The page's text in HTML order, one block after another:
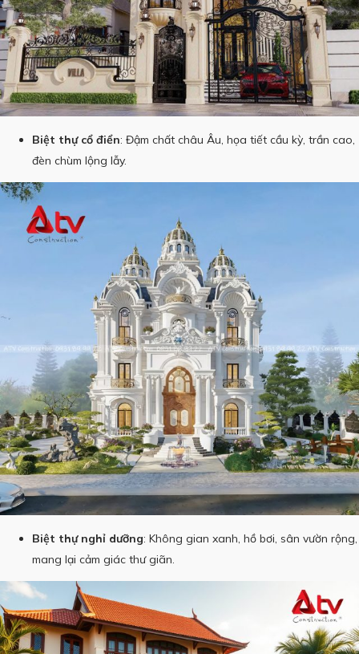
Biệt thự cổ điển: Đậm chất châu Âu, họa tiết cầu kỳ, trần cao,
đèn chùm lộng lẫy.
Biệt thự nghỉ dưỡng: Không gian xanh, hồ bơi, sân vườn rộng,
mang lại cảm giác thư giãn.